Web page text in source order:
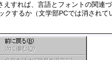
すれば、言語とフォントの関
するか（文学部PCでは消され